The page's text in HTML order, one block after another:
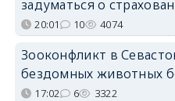
задуматься о
20:01 10 4074
Зооконфликт в
бездомных животных
17:02 6 3322